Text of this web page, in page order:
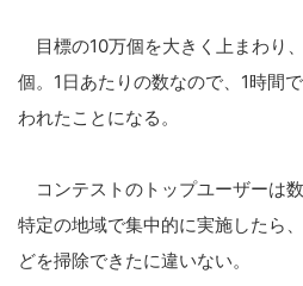
目標の10万個を大きく上まわり
個。1日あたりの数なので、1時間
われたことになる。
コンテストのトップユーザーは
特定の地域で集中的に実施したら
どを掃除できたに違いない。